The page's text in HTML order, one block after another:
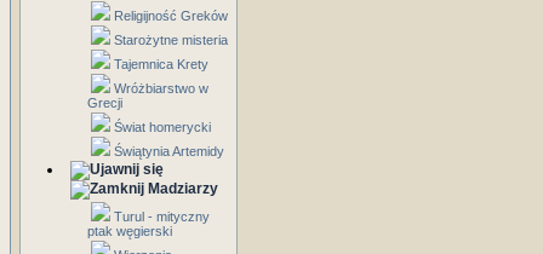
Religijność Greków
Starożytne misteria
Tajemnica Krety
Wróżbiarstwo w
Grecji
Świat homerycki
Świątynia Artemidy
Madziarzy
Turul - mityczny
ptak węgierski